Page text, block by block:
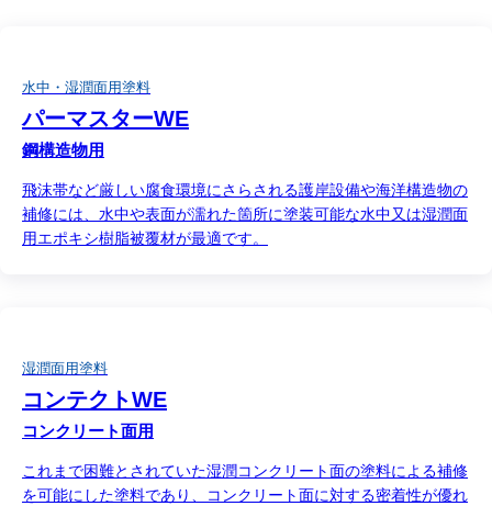
水中・湿潤面用塗料
パーマスターWE
鋼構造物用
飛沫帯など厳しい腐食環境にさらされる護岸設備や海洋構造物の
補修には、水中や表面が濡れた箇所に塗装可能な水中又は湿潤面
用エポキシ樹脂被覆材が最適です。
湿潤面用塗料
コンテクトWE
コンクリート面用
これまで困難とされていた湿潤コンクリート面の塗料による補修
を可能にした塗料であり、コンクリート面に対する密着性が優れ